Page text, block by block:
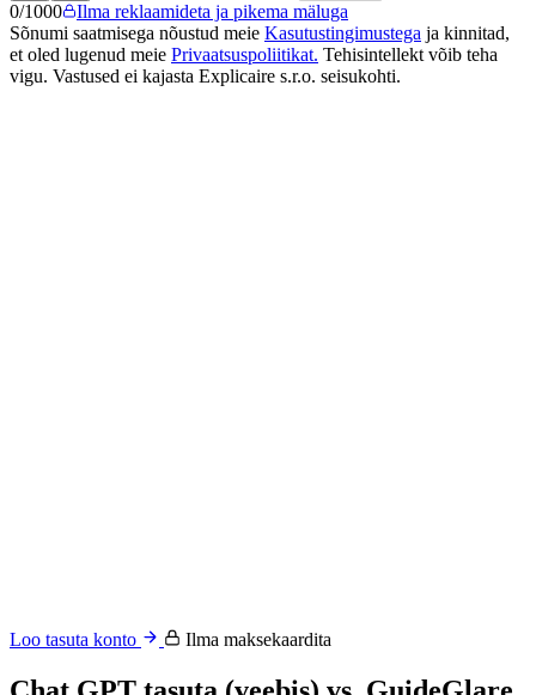
0/1000
Ilma reklaamideta ja pikema mäluga
Sõnumi saatmisega nõustud meie Kasutustingimustega ja kinnitad,
et oled lugenud meie Privaatsuspoliitikat. Tehisintellekt võib teha
vigu. Vastused ei kajasta Explicaire s.r.o. seisukohti.
Loo tasuta konto Ilma maksekaardita